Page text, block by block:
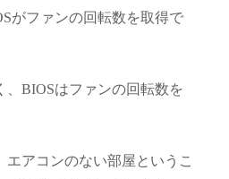
がファンの回転数を取得で
、BIOSはファンの回転数を
エアコンのない部屋というこ